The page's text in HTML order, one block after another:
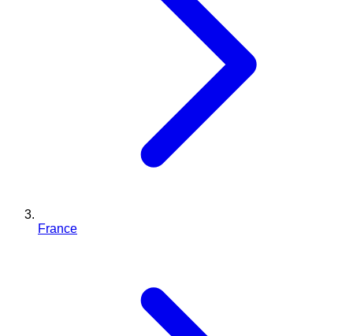
France